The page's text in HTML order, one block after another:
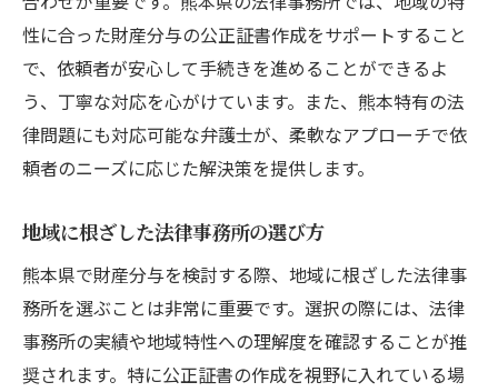
性に合った財産分与の公正証書作成をサポートすること
で、依頼者が安心して手続きを進めることができるよ
う、丁寧な対応を心がけています。また、熊本特有の法
律問題にも対応可能な弁護士が、柔軟なアプローチで依
頼者のニーズに応じた解決策を提供します。
地域に根ざした法律事務所の選び方
熊本県で財産分与を検討する際、地域に根ざした法律事
務所を選ぶことは非常に重要です。選択の際には、法律
事務所の実績や地域特性への理解度を確認することが推
奨されます。特に公正証書の作成を視野に入れている場